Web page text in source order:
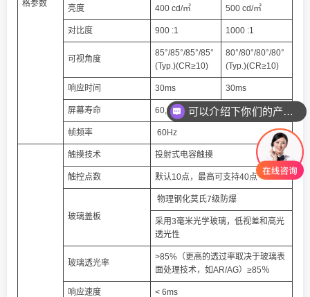
格参数 亮度 400 cd/㎡ 500 cd/㎡
对比度 900 :1 1000 :1
可视角度
85°/85°/85°/85°
(Typ.)(CR≥10)
80°/80°/80°/80°
(Typ.)(CR≥10)
响应时间 30ms 30ms
屏幕寿命 60,000(hrs)
帧频率 60Hz
触摸技术 投射式电容触摸
触控点数 默认10点，最高可支持40点
玻璃盖板
物理钢化莫氏7级防爆
采用3毫米光学玻璃，低视差和高光
透光性
玻璃透光率
>85%（更高的透过率取决于玻璃表
面处理技术，如AR/AG）≥85％
响应速度 < 6ms
你们是怎么收费的呢